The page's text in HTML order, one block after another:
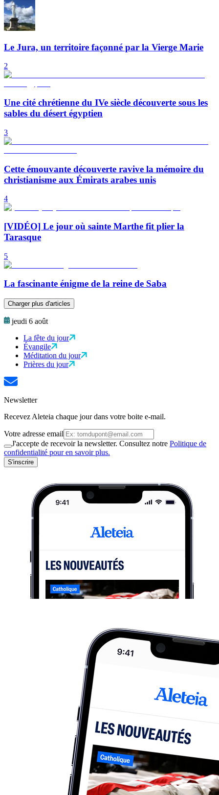
Le Jura, un territoire façonné par la Vierge Marie
2
Une cité chrétienne du IVe siècle découverte sous les
sables du désert égyptien
3
Cette émouvante découverte ravive la mémoire du
christianisme aux Émirats arabes unis
4
[VIDÉO] Le jour où sainte Marthe fit plier la
Tarasque
5
La fascinante énigme de la reine de Saba
Charger plus d'articles
jeudi 6 août
La fête du jour
Évangile
Méditation du jour
Prières du jour
Newsletter
Recevez Aleteia chaque jour dans votre boite e-mail.
Votre adresse email
J'accepte de recevoir la newsletter. Consultez notre Politique de
confidentialité pour en savoir plus.
S'inscrire